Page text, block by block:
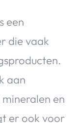
een
die vaak
aan
en
er ook voor